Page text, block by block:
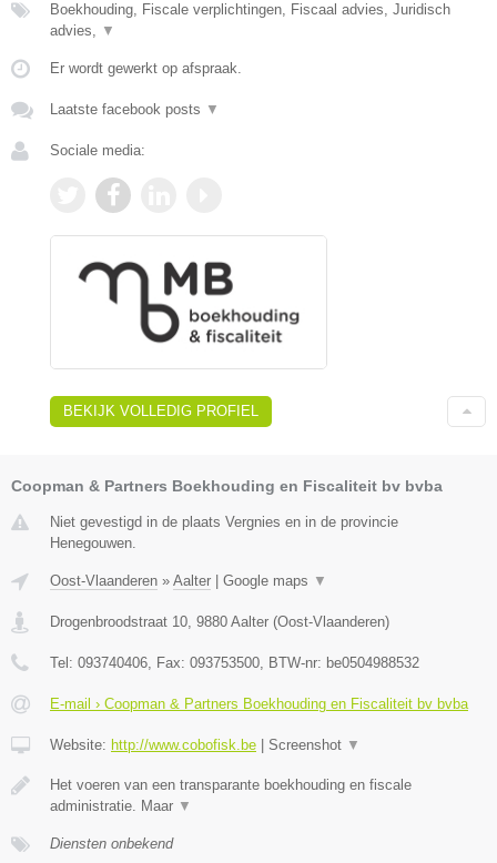
Boekhouding, Fiscale verplichtingen, Fiscaal advies, Juridisch
advies, ▼
Er wordt gewerkt op afspraak.
Laatste facebook posts ▼
Sociale media:
BEKIJK VOLLEDIG PROFIEL
Coopman & Partners Boekhouding en Fiscaliteit bv bvba
Niet gevestigd in de plaats Vergnies en in de provincie
Henegouwen.
Oost-Vlaanderen » Aalter Google maps ▼
Drogenbroodstraat 10, 9880 Aalter (Oost-Vlaanderen)
Tel: 093740406, Fax: 093753500, BTW-nr: be0504988532
E-mail › Coopman & Partners Boekhouding en Fiscaliteit bv bvba
Website: http://www.cobofisk.be Screenshot ▼
Het voeren van een transparante boekhouding en fiscale
administratie. Maar ▼
Diensten onbekend